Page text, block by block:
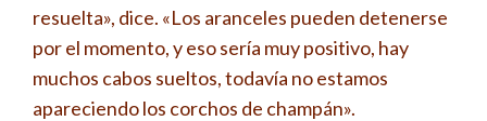
resuelta», dice. «Los aranceles pueden detenerse
por el momento, y eso sería muy positivo, hay
muchos cabos sueltos, todavía no estamos
apareciendo los corchos de champán».